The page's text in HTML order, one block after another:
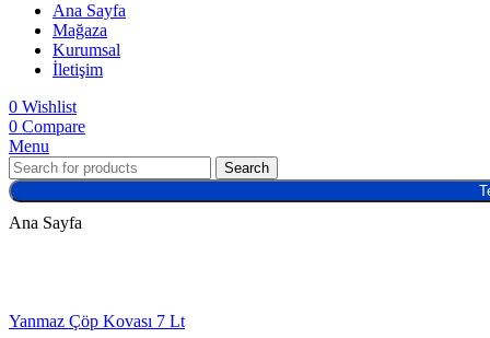
Ana Sayfa
Mağaza
Kurumsal
İletişim
0 Wishlist
0 Compare
Menu
Search
Ana Sayfa
Yanmaz Çöp Kovası 7 Lt